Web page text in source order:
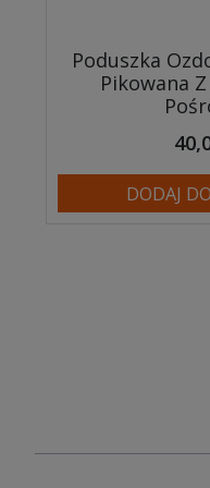
Poduszka
Pikowana
DODAJ